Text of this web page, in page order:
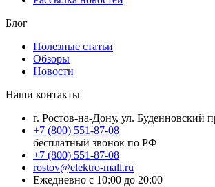
Блог
Полезные статьи
Обзоры
Новости
Наши контакты
г. Ростов-на-Дону, ул. Буденновский
+7 (800) 551-87-08
бесплатный звонок по РФ
+7 (800) 551-87-08
rostov@elektro-mall.ru
Ежедневно с 10:00 до 20:00